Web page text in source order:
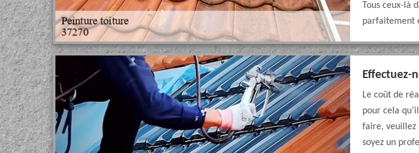
Tous ceux-
parfaitement
Effectuez-
Le coût de
pour cela
faire, veuillez
soyez un